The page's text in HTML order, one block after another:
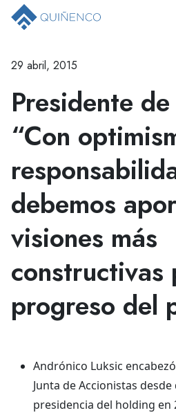
29 abril, 2015
Presidente
“Con
debemos
visiones más
constructivas
progreso del
Andrónico Luksic
Junta de Accionistas
presidencia del holding en